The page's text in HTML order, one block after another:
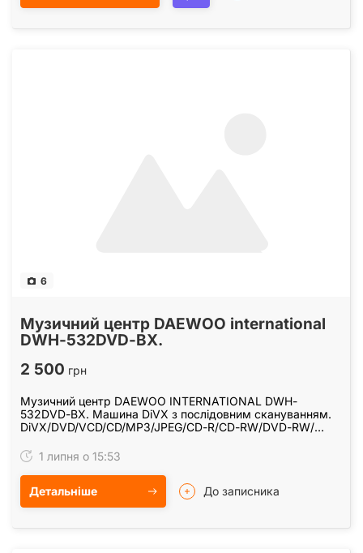
6
Музичний центр DAEWOO international
DWH-532DVD-BX.
2 500 грн
Музичний центр DAEWOO INTERNATIONAL DWH-
532DVD-BX. Машина DiVX з послідовним скануванням.
DiVX/DVD/VCD/CD/MP3/JPEG/CD-R/СD-RW/DVD-RW/
НТ. Вживане.…
1 липня о 15:53
Детальніше До записника